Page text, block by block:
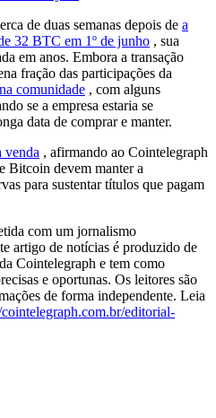
de duas semanas depois de a
32 BTC em 1º de junho , sua
em anos. Embora a transação
fração das participações da
comunidade , com alguns
se a empresa estaria se
data de comprar e manter.
venda , afirmando ao Cointelegraph
Bitcoin devem manter a
para sustentar títulos que pagam
com um jornalismo
artigo de notícias é produzido de
Cointelegraph e tem como
e oportunas. Os leitores são
de forma independente. Leia
editorial-